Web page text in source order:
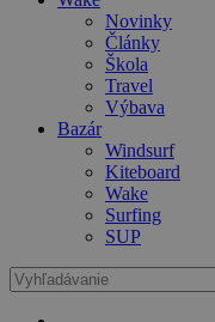
Novinky
Články
Škola
Travel
Výbava
Bazár
Windsurf
Kiteboard
Wake
Surfing
SUP